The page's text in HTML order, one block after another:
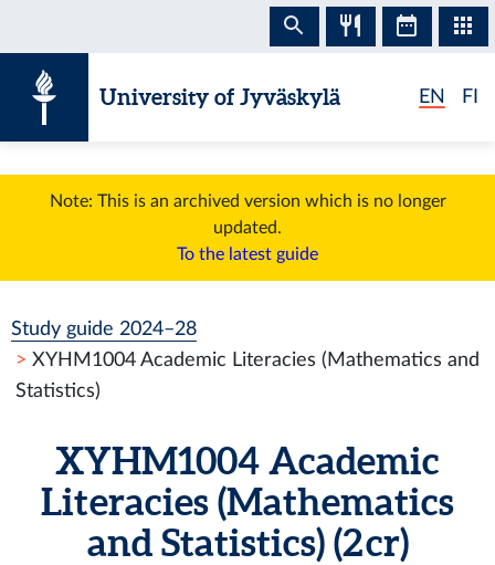
University of Jyväskylä EN FI
Note: This is an archived version which is no longer
updated.
To the latest guide
Study guide 2024–28
XYHM1004 Academic Literacies (Mathematics and
Statistics)
XYHM1004 Academic
Literacies (Mathematics
and Statistics) (2 cr)